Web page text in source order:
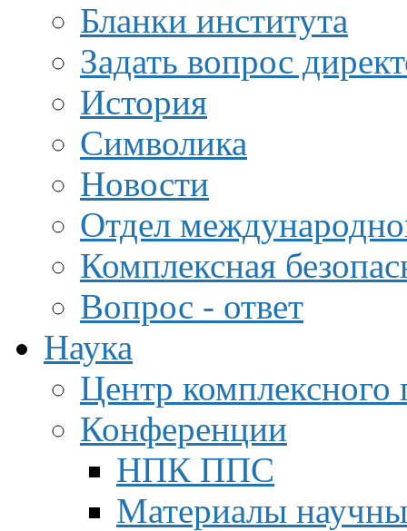
Бланки института
Задать вопрос
История
Символика
Новости
Отдел
Комплексная
Вопрос - ответ
Наука
Центр
Конференции
НПК ППС
Материалы